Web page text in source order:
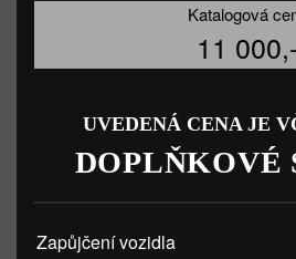
Katalogová
11 000,-
UVEDENÁ CENA JE
DOPLŇKOVÉ
Zapůjčení vozidla